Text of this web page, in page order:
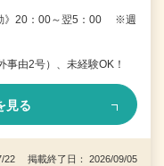
》20：00～翌5：00 ※週
由2号）、未経験OK！
見る
22 掲載終了日： 2026/09/05